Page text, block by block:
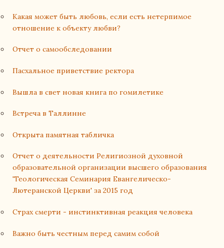
Какая может быть любовь, если есть нетерпимое
отношение к объекту любви?
Отчет о самообследовании
Пасхальное приветствие ректора
Вышла в свет новая книга по гомилетике
Встреча в Таллинне
Открыта памятная табличка
Отчет о деятельности Религиозной духовной
образовательной организации высшего образования
'Теологическая Семинария Евангелическо-
Лютеранской Церкви' за 2015 год
Страх смерти - инстинктивная реакция человека
Важно быть честным перед самим собой